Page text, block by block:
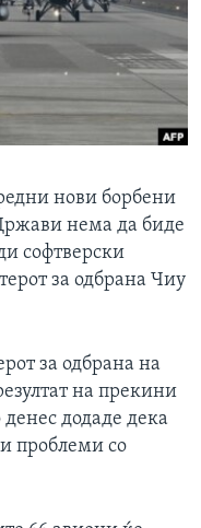
нови борбени
нема да биде
софтверски
за одбрана Чиу
за одбрана на
на прекини
додаде дека
проблеми со